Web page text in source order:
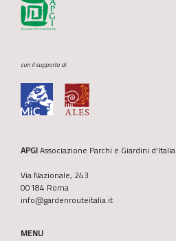
con il supporto di
APGIAssociazione Parchi e Giardini d’Italia
Via Nazionale, 243
00184 Roma
info@gardenrouteitalia.it
MENU